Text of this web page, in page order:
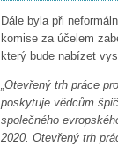
Dále byla při
komise za účelem
který bude nabízet
„Otevřený trh práce
poskytuje vědcům
společného
2020. Otevřený trh